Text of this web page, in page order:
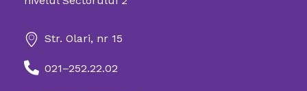
Str. Olari, nr 15
021–252.22.02